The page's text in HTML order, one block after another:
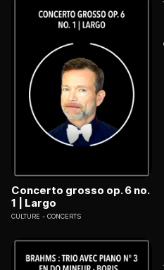
Concerto grosso op. 6 no.
1 | Largo
CULTURE CONCERTS